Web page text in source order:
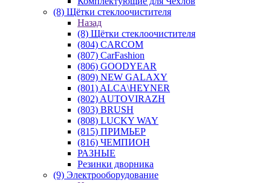
(8) Щётки стеклоочистителя
Назад
(8) Щётки стеклоочистителя
(804) CARCOM
(807) CarFashion
(806) GOODYEAR
(809) NEW GALAXY
(801) ALCA\HEYNER
(802) AUTOVIRAZH
(803) BRUSH
(808) LUCKY WAY
(815) ПРИМЬЕР
(816) ЧЕМПИОН
РАЗНЫЕ
Резинки дворника
(9) Электрооборудование